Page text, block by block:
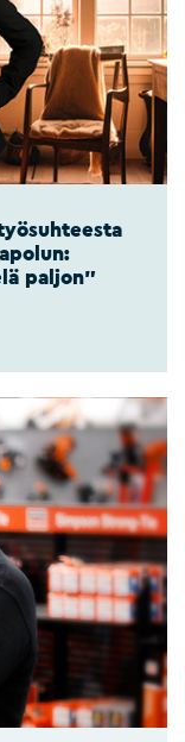
paljon”